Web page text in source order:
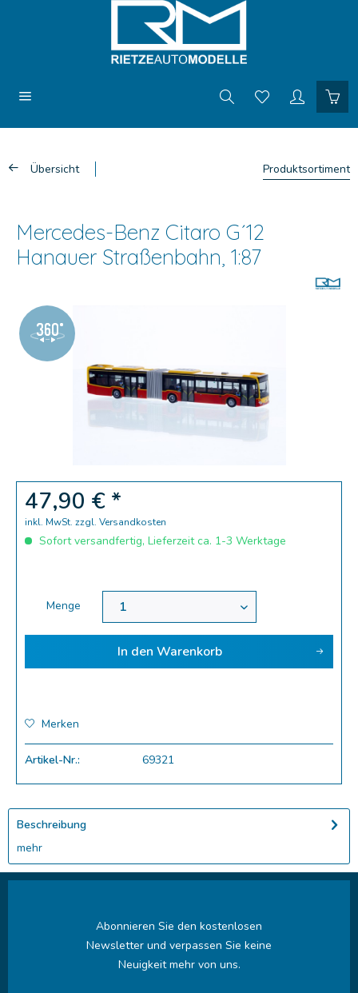
Übersicht Produktsortiment
Mercedes-Benz Citaro G´12
Hanauer Straßenbahn, 1:87
47,90 € *
inkl. MwSt. zzgl. Versandkosten
Sofort versandfertig, Lieferzeit ca. 1-3 Werktage
Menge
In den Warenkorb
Merken
Artikel-Nr.: 69321
Beschreibung
mehr
Abonnieren Sie den kostenlosen
Newsletter und verpassen Sie keine
Neuigkeit mehr von uns.